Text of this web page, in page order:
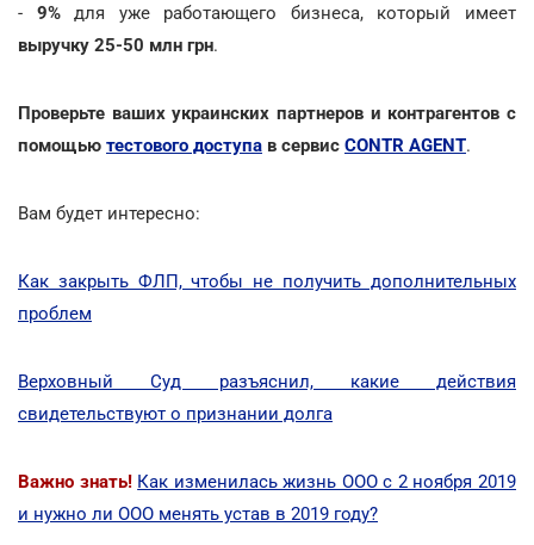
- 9%для уже работающего бизнеса, который имеет
выручку 25-50 млн грн.
Проверьте ваших украинских партнеров и контрагентов с
помощью тестового доступа в сервис CONTR AGENT.
Вам будет интересно:
Как закрыть ФЛП, чтобы не получить дополнительных
проблем
Верховный Суд разъяснил, какие действия
свидетельствуют о признании долга
Важно знать! Как изменилась жизнь ООО с 2 ноября 2019
и нужно ли ООО менять устав в 2019 году?